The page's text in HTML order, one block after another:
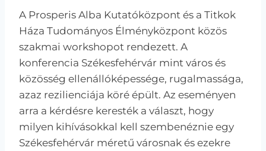
A Prosperis Alba Kutatóközpont és a Titkok
Háza Tudományos Élményközpont közös
szakmai workshopot rendezett. A
konferencia Székesfehérvár mint város és
közösség ellenállóképessége, rugalmassága,
azaz rezilienciája köré épült. Az eseményen
arra a kérdésre keresték a választ, hogy
milyen kihívásokkal kell szembenéznie egy
Székesfehérvár méretű városnak és ezekre